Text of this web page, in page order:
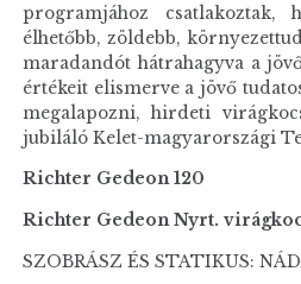
programjához csatlakoztak,
élhetőbb, zöldebb,
maradandót hátrahagyva a
értékeit elismerve a jövő
megalapozni, hirdeti
jubiláló Kelet-magyarországi
Richter Gedeon 120
Richter Gedeon Nyrt.
SZOBRÁSZ ÉS STATIKUS: